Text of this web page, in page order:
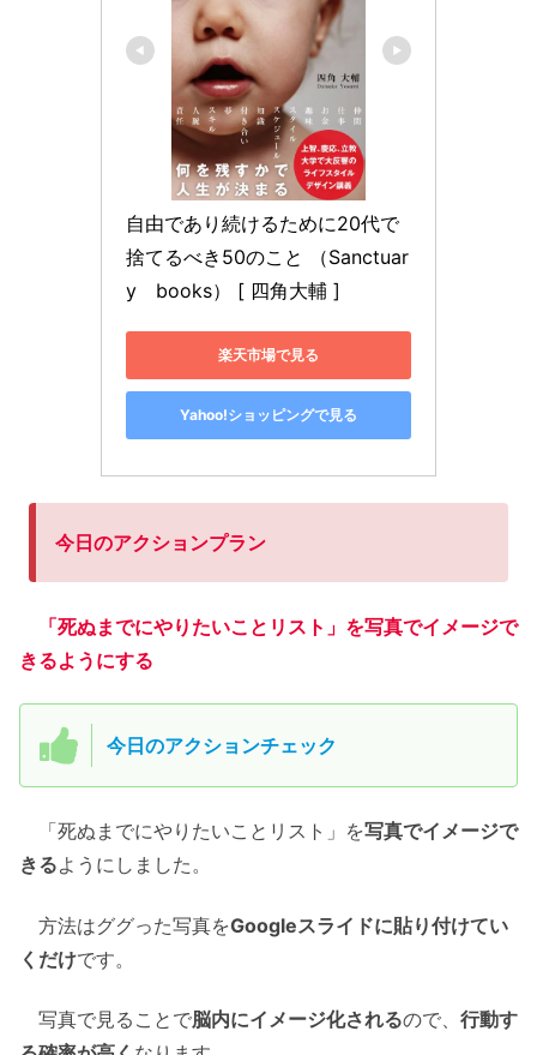
自由であり続けるために20代で
捨てるべき50のこと （Sanctuar
y　books） [ 四角大輔 ]
楽天市場で見る
Yahoo!ショッピングで見る
今日のアクションプラン
「死ぬまでにやりたいことリスト」を写真でイメージで
きるようにする
今日のアクションチェック
「死ぬまでにやりたいことリスト」を写真でイメージで
きるようにしました。
方法はググった写真をGoogleスライドに貼り付けてい
くだけです。
写真で見ることで脳内にイメージ化されるので、 行動す